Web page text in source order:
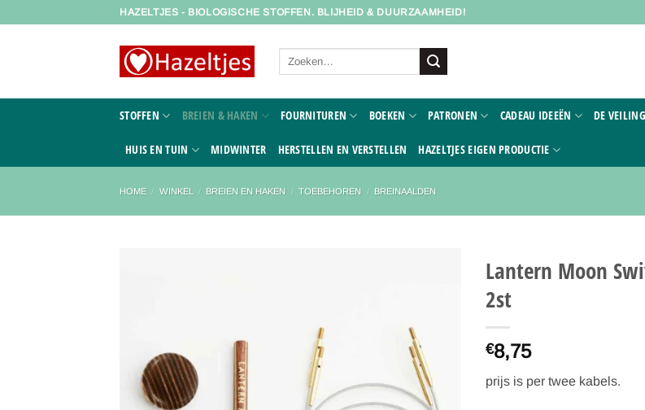
HAZELTJES - BIOLOGISCHE STOFFEN. BLIJHEID & DUURZAAMHEID!
Zoeken
STOFFEN BREIEN & HAKEN FOURNITUREN BOEKEN PATRONEN CADEAU IDEEËN DE VEILING
HUIS EN TUIN MIDWINTER HERSTELLEN EN VERSTELLEN HAZELTJES EIGEN PRODUCTIE
HOME / WINKEL / BREIEN EN HAKEN / TOEBEHOREN / BREINAALDEN
verlanglijst
Lantern Moon
2st
€8,75
prijs is per twee kabels.